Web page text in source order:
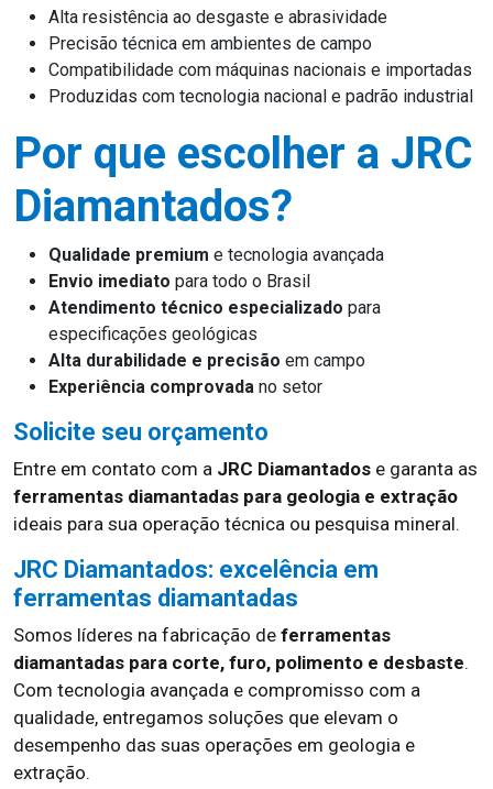
Alta resistência ao desgaste e abrasividade
Precisão técnica em ambientes de campo
Compatibilidade com máquinas nacionais e importadas
Produzidas com tecnologia nacional e padrão industrial
Por que escolher a JRC
Diamantados?
Qualidade premium e tecnologia avançada
Envio imediato para todo o Brasil
Atendimento técnico especializado para
especificações geológicas
Alta durabilidade e precisão em campo
Experiência comprovada no setor
Solicite seu orçamento
Entre em contato com a JRC Diamantados e garanta as
ferramentas diamantadas para geologia e extração
ideais para sua operação técnica ou pesquisa mineral.
JRC Diamantados: excelência em
ferramentas diamantadas
Somos líderes na fabricação de ferramentas
diamantadas para corte, furo, polimento e desbaste.
Com tecnologia avançada e compromisso com a
qualidade, entregamos soluções que elevam o
desempenho das suas operações em geologia e
extração.